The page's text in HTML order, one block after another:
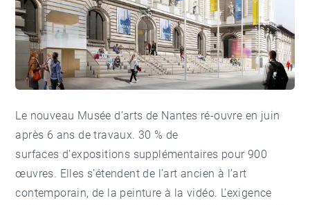
Le nouveau Musée d’arts de Nantes ré-ouvre en juin
après 6 ans de travaux. 30 % de
surfaces d’expositions supplémentaires pour 900
œuvres. Elles s’étendent de l’art ancien à l’art
contemporain, de la peinture à la vidéo. L’exigence